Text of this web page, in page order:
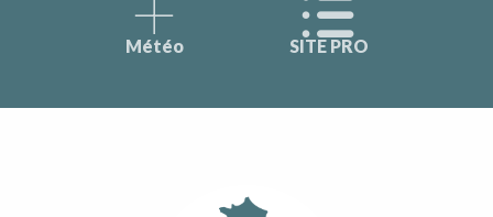
Météo SITE PRO